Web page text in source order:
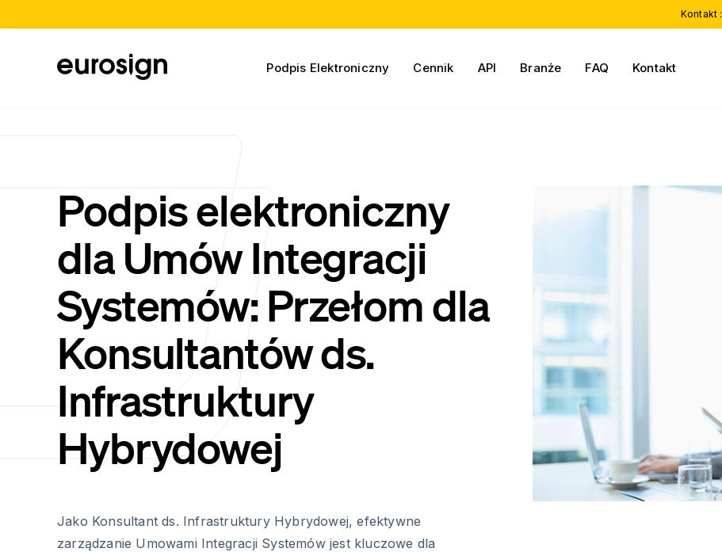
Kontakt :
Podpis Elektroniczny Cennik API Branże FAQ Kontakt
Podpis elektroniczny
dla Umów Integracji
Systemów: Przełom dla
Konsultantów ds.
Infrastruktury
Hybrydowej
Jako Konsultant ds. Infrastruktury Hybrydowej, efektywne
zarządzanie Umowami Integracji Systemów jest kluczowe dla